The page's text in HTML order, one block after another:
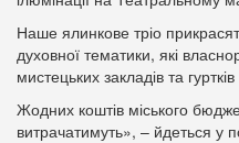
Наше ялинкове тріо
духовної тематики, які
мистецьких закладів та
Жодних коштів міського
витрачатимуть», – йдеться у